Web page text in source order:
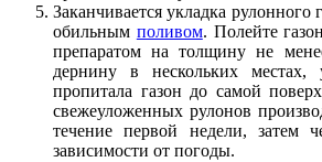
Заканчивается укладка рулонного
обильным поливом. Полейте
препаратом на толщину не
дернину в нескольких местах,
пропитала газон до самой
свежеуложенных рулонов
течение первой недели, затем
зависимости от погоды.